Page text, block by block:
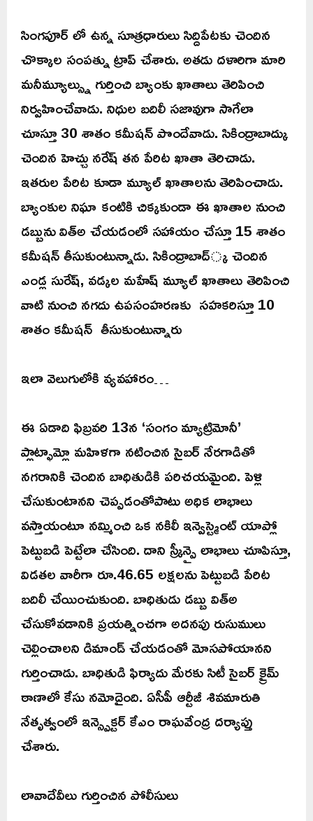
సింగపూర్ లో ఉన్న సూత్రధారులు సిద్దిపేటకు చెందిన
చొక్కాల సంపత్ను ట్రాప్ చేశారు. అతడు దళారిగా మారి
మనీమ్యూల్స్ను గుర్తించి బ్యాంకు ఖాతాలు తెరిపించి
నిర్వహించేవాడు. నిధుల బదిలీ సజావుగా సాగేలా
చూస్తూ 30 శాతం కమీషన్ పొందేవాడు. సికింద్రాబాద్కు
చెందిన హెచ్చు నరేష్ తన పేరిట ఖాతా తెరిచాడు.
ఇతరుల పేరిట కూడా మ్యూల్ ఖాతాలను తెరిపించాడు.
బ్యాంకుల నిఘా కంటికి చిక్కకుండా ఈ ఖాతాల నుంచి
డబ్బును విత్అ చేయడంలో సహాయం చేస్తూ 15 శాతం
కమీషన్ తీసుకుంటున్నాడు. సికింద్రాబాద్్క చెందిన
ఎండ్ల సురేష్, వడ్కల మహేష్ మ్యూల్ ఖాతాలు తెరిపించి
వాటి నుంచి నగదు ఉపసంహరణకు సహకరిస్తూ 10
శాతం కమీషన్ తీసుకుంటున్నారు
ఇలా వెలుగులోకి వ్యవహారం…
ఈ ఏడాది ఫిబ్రవరి 13న ‘సంగం మ్యాట్రిమోనీ’
ప్లాట్ఫామ్లో మహిళగా నటించిన సైబర్ నేరగాడితో
నగరానికి చెందిన బాధితుడికి పరిచయమైంది. పెళ్లి
చేసుకుంటానని చెప్పడంతోపాటు అధిక లాభాలు
వస్తాయంటూ నమ్మించి ఒక నకిలీ ఇన్వెస్ట్మెంట్ యాప్లో
పెట్టుబడి పెట్టేలా చేసింది. దాని స్క్రీన్పై లాభాలు చూపిస్తూ,
విడతల వారీగా రూ.46.65 లక్షలను పెట్టుబడి పేరిట
బదిలీ చేయించుకుంది. బాధితుడు డబ్బు విత్అ
చేసుకోవడానికి ప్రయత్నించగా అదనపు రుసుములు
చెల్లించాలని డిమాండ్ చేయడంతో మోసపోయానని
గుర్తించాడు. బాధితుడి ఫిర్యాదు మేరకు సిటీ సైబర్ క్రైమ్
ఠాణాలో కేసు నమోదైంది. ఏసీపీ ఆర్టీజీ శివమారుతి
నేతృత్వంలో ఇన్స్పెక్టర్ కేఎం రాఘవేంద్ర దర్యాప్తు
చేశారు.
లావాదేవీలు గుర్తించిన పోలీసులు